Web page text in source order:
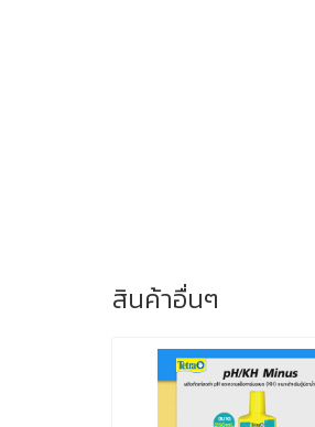
สินค้าอื่นๆ